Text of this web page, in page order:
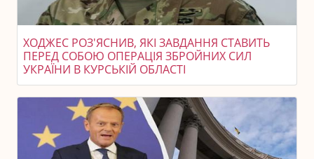
ХОДЖЕС РОЗ'ЯСНИВ, ЯКІ ЗАВДАННЯ СТАВИТЬ
ПЕРЕД СОБОЮ ОПЕРАЦІЯ ЗБРОЙНИХ СИЛ
УКРАЇНИ В КУРСЬКІЙ ОБЛАСТІ